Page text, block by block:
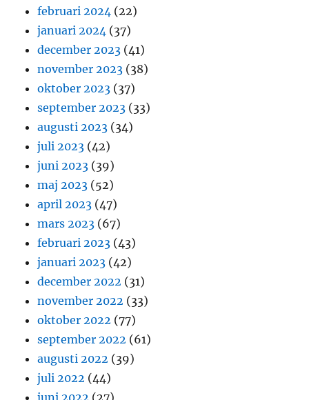
februari 2024 (22)
januari 2024 (37)
december 2023 (41)
november 2023 (38)
oktober 2023 (37)
september 2023 (33)
augusti 2023 (34)
juli 2023 (42)
juni 2023 (39)
maj 2023 (52)
april 2023 (47)
mars 2023 (67)
februari 2023 (43)
januari 2023 (42)
december 2022 (31)
november 2022 (33)
oktober 2022 (77)
september 2022 (61)
augusti 2022 (39)
juli 2022 (44)